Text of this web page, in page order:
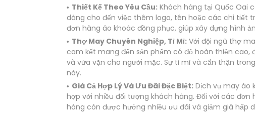
Thiết Kế Theo Yêu Cầu: Khách hàng tại Quốc Oai
dáng cho đến việc thêm logo, tên hoặc các chi tiết
đơn hàng áo khoác đồng phục, giúp xây dựng hình
Thợ May Chuyên Nghiệp, Tỉ Mỉ: Với đội ngũ thợ
cam kết mang đến sản phẩm có độ hoàn thiện
và vừa vặn cho người mặc. Sự tỉ mỉ và cẩn thận
này.
Giá Cả Hợp Lý Và Ưu Đãi Đặc Biệt: Dịch vụ may áo
hợp với nhiều đối tượng khách hàng. Đối với các
hàng còn được hưởng nhiều ưu đãi và giảm giá hấp